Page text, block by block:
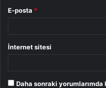
E-posta *
İnternet sitesi
Daha sonraki yorumlarımda